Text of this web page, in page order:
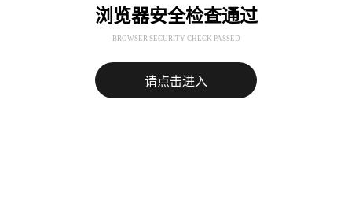
浏览器安全检查通过
BROWSER SECURITY CHECK PASSED
请点击进入